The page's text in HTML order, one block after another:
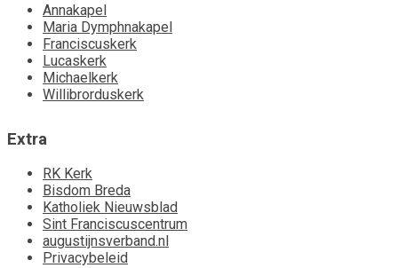
Annakapel
Maria Dymphnakapel
Franciscuskerk
Lucaskerk
Michaelkerk
Willibrorduskerk
Extra
RK Kerk
Bisdom Breda
Katholiek Nieuwsblad
Sint Franciscuscentrum
augustijnsverband.nl
Privacybeleid